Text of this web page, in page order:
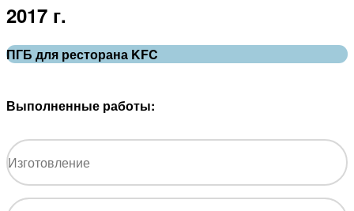
2017 г.
ПГБ для ресторана KFC
Выполненные работы:
Изготовление